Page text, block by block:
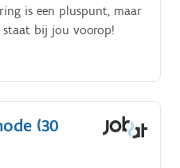
is een pluspunt, maar
staat bij jou voorop!
(30